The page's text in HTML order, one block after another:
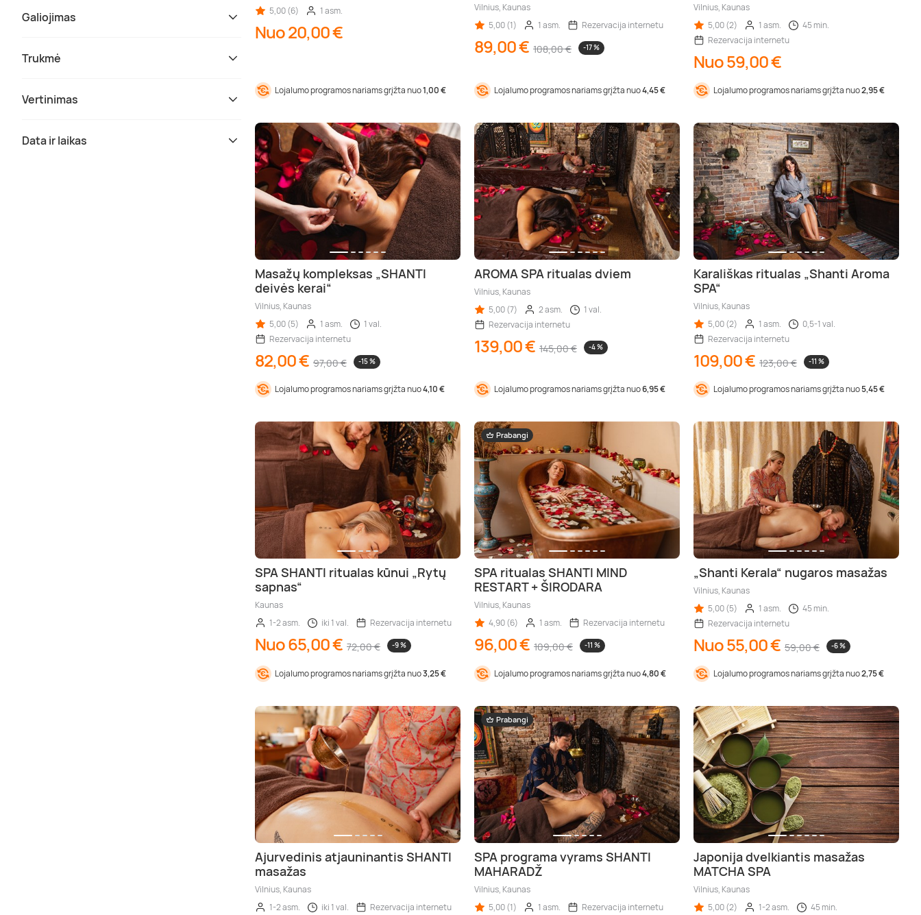
Galiojimas
Trukmė
Vertinimas
Data ir laikas
5,00 (6)
1 asm.
Nuo 20,00 €
Lojalumo programos nariams grįžta nuo1,00 €
Vilnius, Kaunas
5,00 (1)
1 asm. Rezervacija internetu
89,00 € 108,00 € -17 %
Lojalumo programos nariams grįžta nuo4,45 €
Vilnius, Kaunas
5,00 (2)
1 asm.
45 min.
Rezervacija internetu
Nuo 59,00 €
Lojalumo programos nariams grįžta nuo2,95 €
Masažų kompleksas „SHANTI
deivės kerai“
Vilnius, Kaunas
5,00 (5)
1 asm.
1 val.
Rezervacija internetu
82,00 € 97,00 € -15 %
Lojalumo programos nariams grįžta nuo4,10 €
AROMA SPA ritualas dviem
Vilnius, Kaunas
5,00 (7)
2 asm.
1 val.
Rezervacija internetu
139,00 € 145,00 € -4 %
Lojalumo programos nariams grįžta nuo6,95 €
Karališkas ritualas „Shanti Aroma
SPA“
Vilnius, Kaunas
5,00 (2)
1 asm.
0,5-1 val.
Rezervacija internetu
109,00 € 123,00 € -11 %
Lojalumo programos nariams grįžta nuo5,45 €
SPA SHANTI ritualas kūnui „Rytų
sapnas“
Kaunas
1-2 asm.
iki 1 val. Rezervacija internetu
Nuo 65,00 € 72,00 € -9 %
Lojalumo programos nariams grįžta nuo3,25 €
Prabangi
SPA ritualas SHANTI MIND
RESTART + ŠIRODARA
Vilnius, Kaunas
4,90 (6)
1 asm. Rezervacija internetu
96,00 € 109,00 € -11 %
Lojalumo programos nariams grįžta nuo4,80 €
„Shanti Kerala“ nugaros masažas
Vilnius, Kaunas
5,00 (5)
1 asm.
45 min.
Rezervacija internetu
Nuo 55,00 € 59,00 € -6 %
Lojalumo programos nariams grįžta nuo2,75 €
Ajurvedinis atjauninantis SHANTI
masažas
Vilnius, Kaunas
1-2 asm.
iki 1 val. Rezervacija internetu
Prabangi
SPA programa vyrams SHANTI
MAHARADŽ
Vilnius, Kaunas
5,00 (1)
1 asm. Rezervacija internetu
Japonija dvelkiantis masažas
MATCHA SPA
Vilnius, Kaunas
5,00 (2)
1-2 asm.
45 min.